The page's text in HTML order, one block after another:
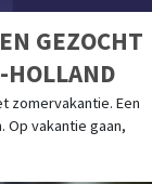
GEZOCHT
HOLLAND
zomervakantie. Een
Op vakantie gaan,